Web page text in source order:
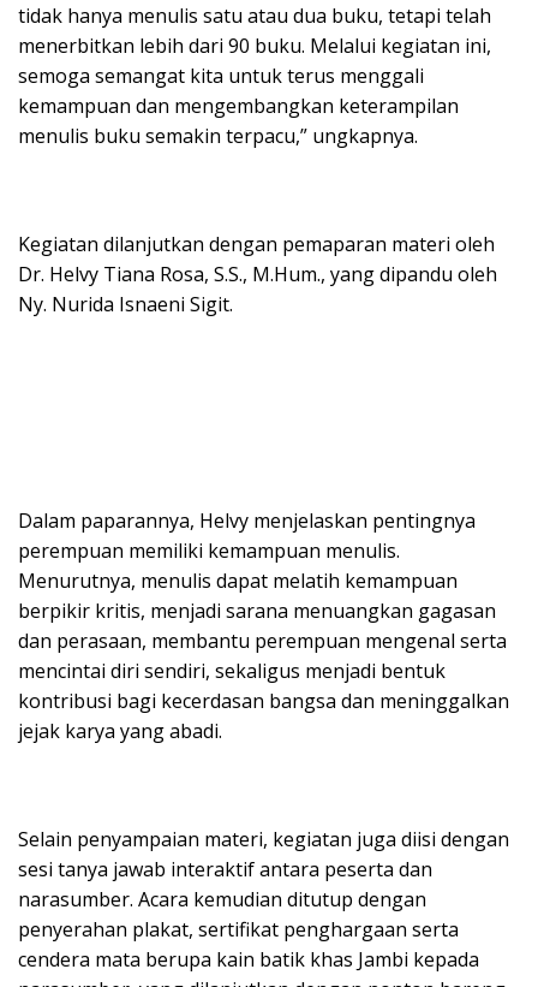
tidak hanya menulis satu atau dua buku, tetapi telah
menerbitkan lebih dari 90 buku. Melalui kegiatan ini,
semoga semangat kita untuk terus menggali
kemampuan dan mengembangkan keterampilan
menulis buku semakin terpacu,” ungkapnya.
Kegiatan dilanjutkan dengan pemaparan materi oleh
Dr. Helvy Tiana Rosa, S.S., M.Hum., yang dipandu oleh
Ny. Nurida Isnaeni Sigit.
Dalam paparannya, Helvy menjelaskan pentingnya
perempuan memiliki kemampuan menulis.
Menurutnya, menulis dapat melatih kemampuan
berpikir kritis, menjadi sarana menuangkan gagasan
dan perasaan, membantu perempuan mengenal serta
mencintai diri sendiri, sekaligus menjadi bentuk
kontribusi bagi kecerdasan bangsa dan meninggalkan
jejak karya yang abadi.
Selain penyampaian materi, kegiatan juga diisi dengan
sesi tanya jawab interaktif antara peserta dan
narasumber. Acara kemudian ditutup dengan
penyerahan plakat, sertifikat penghargaan serta
cendera mata berupa kain batik khas Jambi kepada